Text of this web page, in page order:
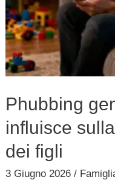
Phubbing
influisce
dei figli
3 Giugno 2026/